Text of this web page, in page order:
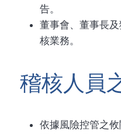
告。
董事會、董事長
核業務。
稽核人員
依據風險控管之攸